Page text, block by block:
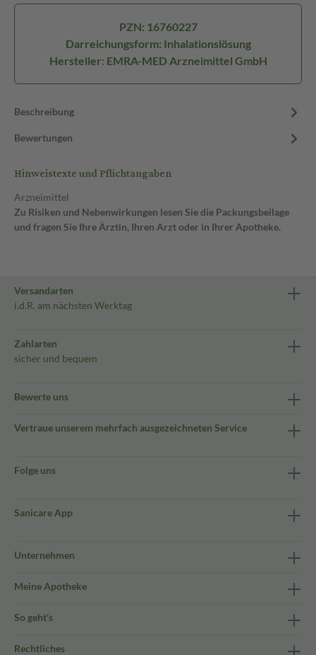
PZN: 16760227
Darreichungsform: Inhalationslösung
Hersteller: EMRA-MED Arzneimittel GmbH
Beschreibung
Bewertungen
Hinweistexte und Pflichtangaben
Arzneimittel
Zu Risiken und Nebenwirkungen lesen Sie die Packungsbeilage
und fragen Sie Ihre Ärztin, Ihren Arzt oder in Ihrer Apotheke.
Versandarten
i.d.R. am nächsten Werktag
Zahlarten
sicher und bequem
Bewerte uns
Vertraue unserem mehrfach ausgezeichneten Service
Folge uns
Sanicare App
Unternehmen
Meine Apotheke
So geht's
Rechtliches